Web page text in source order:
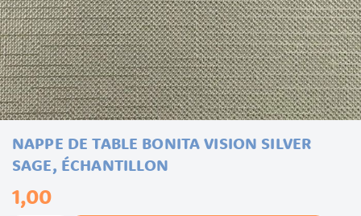
the
beginning
the
NAPPE DE TABLE BONITA VISION SILVER
SAGE, ÉCHANTILLON
1,00